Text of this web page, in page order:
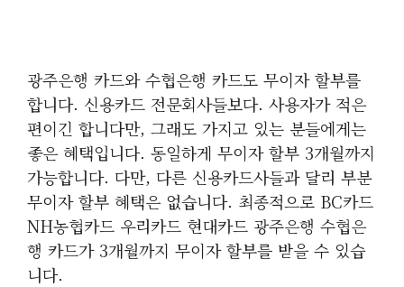
광주은행 카드와 수협은행 카드도 무이자 할부를
합니다. 신용카드 전문회사들보다. 사용자가 적은
편이긴 합니다만, 그래도 가지고 있는 분들에게는
좋은 혜택입니다. 동일하게 무이자 할부 3개월까지
가능합니다. 다만, 다른 신용카드사들과 달리 부분
무이자 할부 혜택은 없습니다. 최종적으로 BC카드
NH농협카드 우리카드 현대카드 광주은행 수협은
행 카드가 3개월까지 무이자 할부를 받을 수 있습
니다.